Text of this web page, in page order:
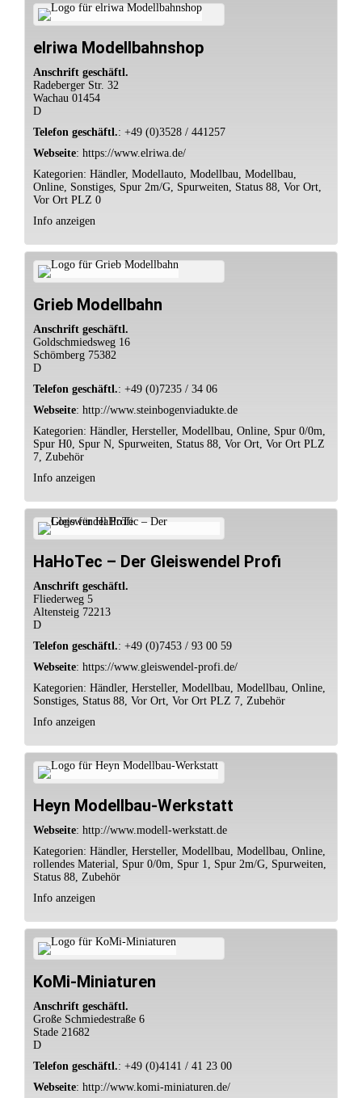
elriwa Modellbahnshop
Anschrift geschäftl.
Radeberger Str. 32
Wachau 01454
D
Telefon geschäftl.: +49 (0)3528 / 441257
Webseite: https://www.elriwa.de/
Kategorien: Händler, Modellauto, Modellbau, Modellbau,
Online, Sonstiges, Spur 2m/G, Spurweiten, Status 88, Vor Ort,
Vor Ort PLZ 0
Info anzeigen
Grieb Modellbahn
Anschrift geschäftl.
Goldschmiedsweg 16
Schömberg 75382
D
Telefon geschäftl.: +49 (0)7235 / 34 06
Webseite: http://www.steinbogenviadukte.de
Kategorien: Händler, Hersteller, Modellbau, Online, Spur 0/0m,
Spur H0, Spur N, Spurweiten, Status 88, Vor Ort, Vor Ort PLZ
7, Zubehör
Info anzeigen
HaHoTec – Der Gleiswendel Profi
Anschrift geschäftl.
Fliederweg 5
Altensteig 72213
D
Telefon geschäftl.: +49 (0)7453 / 93 00 59
Webseite: https://www.gleiswendel-profi.de/
Kategorien: Händler, Hersteller, Modellbau, Modellbau, Online,
Sonstiges, Status 88, Vor Ort, Vor Ort PLZ 7, Zubehör
Info anzeigen
Heyn Modellbau-Werkstatt
Webseite: http://www.modell-werkstatt.de
Kategorien: Händler, Hersteller, Modellbau, Modellbau, Online,
rollendes Material, Spur 0/0m, Spur 1, Spur 2m/G, Spurweiten,
Status 88, Zubehör
Info anzeigen
KoMi-Miniaturen
Anschrift geschäftl.
Große Schmiedestraße 6
Stade 21682
D
Telefon geschäftl.: +49 (0)4141 / 41 23 00
Webseite: http://www.komi-miniaturen.de/